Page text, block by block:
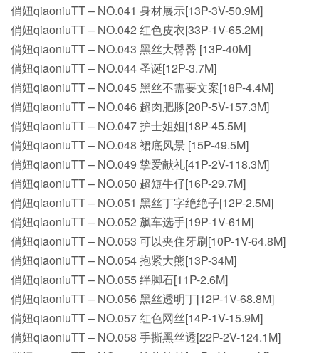
俏妞qiaoniuTT – NO.041 身材展示[13P-3V-50.9M]
俏妞qiaoniuTT – NO.042 红色皮衣[33P-1V-65.2M]
俏妞qiaoniuTT – NO.043 黑丝大臀臀 [13P-40M]
俏妞qiaoniuTT – NO.044 圣诞[12P-3.7M]
俏妞qiaoniuTT – NO.045 黑丝不需要文案[18P-4.4M]
俏妞qiaoniuTT – NO.046 超肉肥豚[20P-5V-157.3M]
俏妞qiaoniuTT – NO.047 护士姐姐[18P-45.5M]
俏妞qiaoniuTT – NO.048 裙底风景 [15P-49.5M]
俏妞qiaoniuTT – NO.049 挚爱献礼[41P-2V-118.3M]
俏妞qiaoniuTT – NO.050 超短牛仔[16P-29.7M]
俏妞qiaoniuTT – NO.051 黑丝丁字绝绝子[12P-2.5M]
俏妞qiaoniuTT – NO.052 飙车选手[19P-1V-61M]
俏妞qiaoniuTT – NO.053 可以夹住牙刷[10P-1V-64.8M]
俏妞qiaoniuTT – NO.054 抱紧大熊[13P-34M]
俏妞qiaoniuTT – NO.055 绊脚石[11P-2.6M]
俏妞qiaoniuTT – NO.056 黑丝透明丁[12P-1V-68.8M]
俏妞qiaoniuTT – NO.057 红色网丝[14P-1V-15.9M]
俏妞qiaoniuTT – NO.058 手撕黑丝透[22P-2V-124.1M]